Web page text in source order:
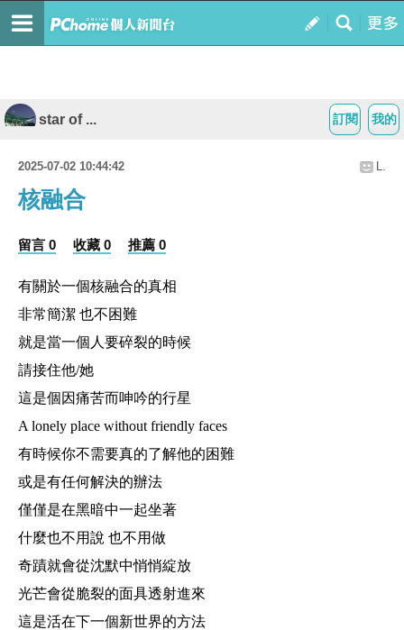
我的
訂閱
star of ...
2025-07-02 10:44:42 L.
核融合
留言 0 收藏 0 推薦 0
有關於一個核融合的真相
非常簡潔 也不困難
就是當一個人要碎裂的時候
請接住他/她
這是個因痛苦而呻吟的行星
A lonely place without friendly faces
有時候你不需要真的了解他的困難
或是有任何解決的辦法
僅僅是在黑暗中一起坐著
什麼也不用說 也不用做
奇蹟就會從沈默中悄悄綻放
光芒會從脆裂的面具透射進來
這是活在下一個新世界的方法